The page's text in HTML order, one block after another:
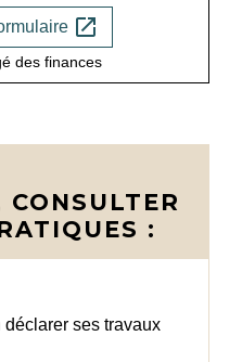
open_in_new
des finances
:
ses travaux